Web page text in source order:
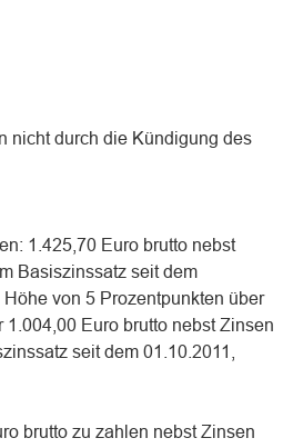
nicht durch die Kündigung des
1.425,70 Euro brutto nebst
Basiszinssatz seit dem
von 5 Prozentpunkten über
Euro brutto nebst Zinsen
seit dem 01.10.2011,
brutto zu zahlen nebst Zinsen